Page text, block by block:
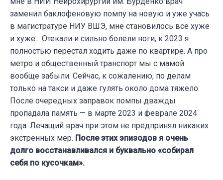
заменил баклофеновую помпу на новую и уже учась
в магистратуре НИУ ВШЭ, мне становилось все хуже
и хуже... Отекали и сильно болели ноги, к 2023 я
полностью перестал ходить даже по квартире. А про
метро и общественный транспорт мы с мамой
вообще забыли. Сейчас, к сожалению, по делам
только на такси и даже гулять около дома тяжело.
После очередных заправок помпы дважды
пропадала память — в марте 2023 и феврале 2024
года. Лечащий врач при этом не предпринял никаких
экстренных мер. После этих эпизодов я очень
долго восстанавливался и буквально «собирал
себя по кусочкам».